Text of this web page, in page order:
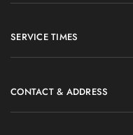
SERVICE TIMES
CONTACT & ADDRESS